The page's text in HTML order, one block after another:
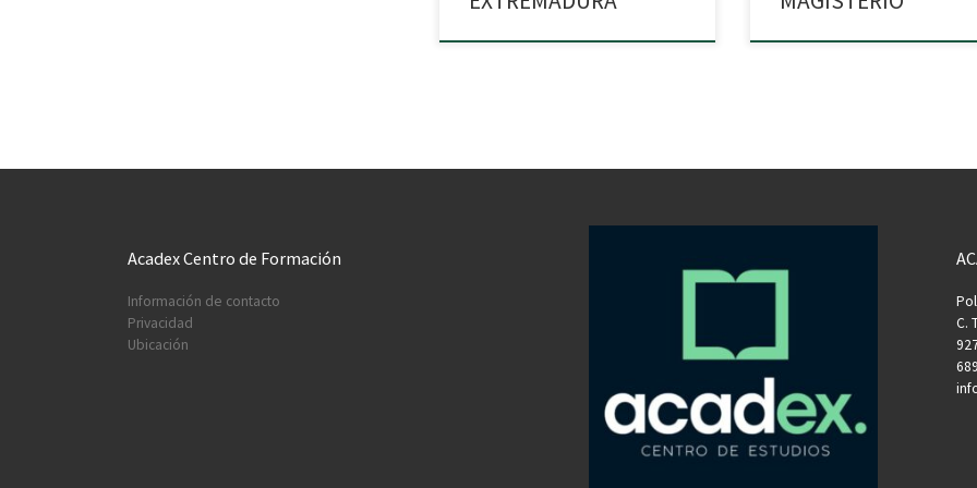
Acadex Centro de Formación
Información de contacto
Privacidad
Ubicación
C.